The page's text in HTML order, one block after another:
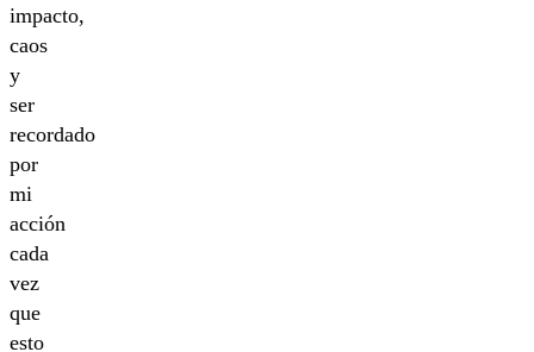
impacto,
caos
y
ser
recordado
por
mi
acción
cada
vez
que
esto